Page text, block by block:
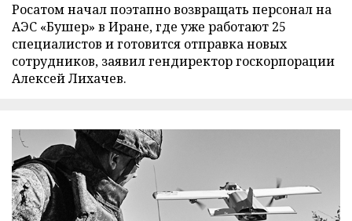
Росатом начал поэтапно возвращать персонал на
АЭС «Бушер» в Иране, где уже работают 25
специалистов и готовится отправка новых
сотрудников, заявил гендиректор госкорпорации
Алексей Лихачев.